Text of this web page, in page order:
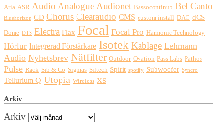
Aria ASR Audio Analogue Audionet Bassocontinuo Bel Canto
Bluehorizon CD Chorus Clearaudio CMS custom install DAC dCS
Dome DTS Electra Flax Focal Focal Pro Harmonic Technology
Hörlur Integrerad Förstärkare Isotek Kablage Lehmann
Audio Nyhetsbrev Nätfilter Outdoor Ovation Pass Labs Pathos
Pulse Rack Sib & Co Sigmas Siltech Spirit spotify Subwoofer Syncro
Tellurium Q Utopia Wireless XS
Arkiv
Arkiv